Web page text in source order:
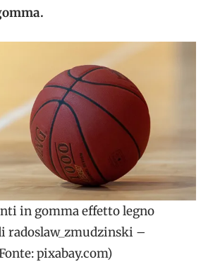
in gomma effetto legno
radoslaw_zmudzinski –
pixabay.com)